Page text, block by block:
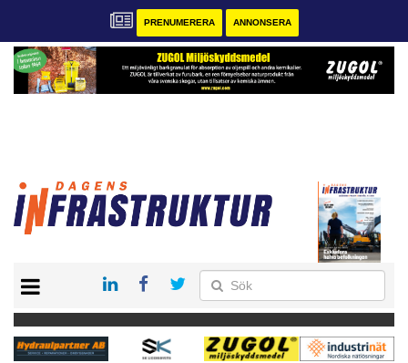
PRENUMERERA ANNONSERA
KONTAKT